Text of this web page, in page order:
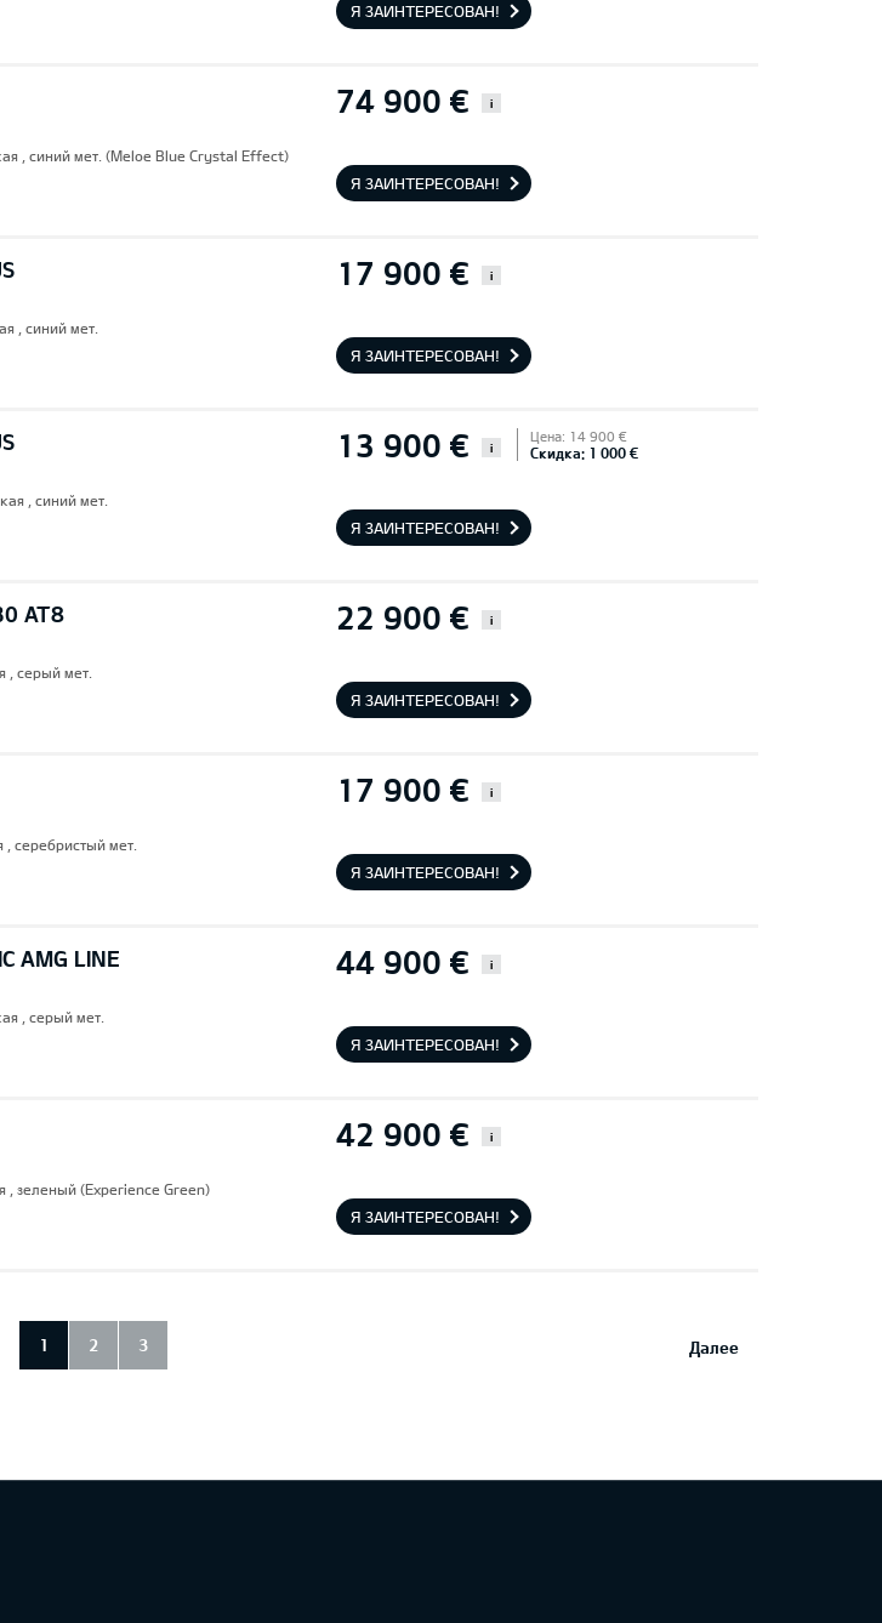
Я ЗАИНТЕРЕСОВАН!
74 900 € i
, синий мет. (Meloe Blue Crystal Effect)
Я ЗАИНТЕРЕСОВАН!
17 900 € i
, синий мет.
Я ЗАИНТЕРЕСОВАН!
13 900 € i
Цена: 14 900 €
Скидка: 1 000 €
, синий мет.
Я ЗАИНТЕРЕСОВАН!
AT8 22 900 € i
, серый мет.
Я ЗАИНТЕРЕСОВАН!
17 900 € i
серебристый мет.
Я ЗАИНТЕРЕСОВАН!
AMG LINE 44 900 € i
, серый мет.
Я ЗАИНТЕРЕСОВАН!
42 900 € i
, зеленый (Experience Green)
Я ЗАИНТЕРЕСОВАН!
Далее
1 2 3